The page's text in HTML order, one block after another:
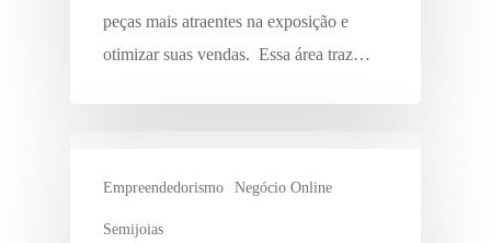
peças mais atraentes na exposição e
otimizar suas vendas. Essa área traz…
Empreendedorismo Negócio Online
Semijoias